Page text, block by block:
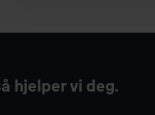
hjelper vi deg.